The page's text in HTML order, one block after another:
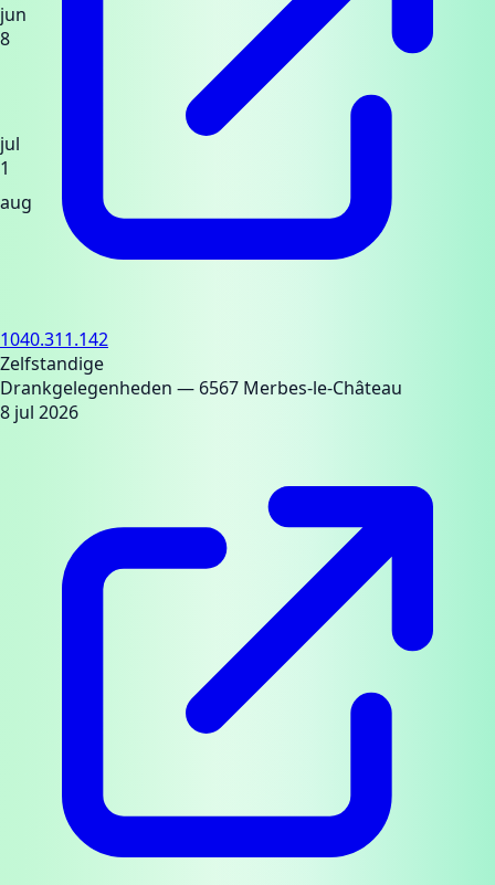
jun
8
jul
1
aug
1040.311.142
Zelfstandige
Drankgelegenheden — 6567 Merbes-le-Château
8 jul 2026